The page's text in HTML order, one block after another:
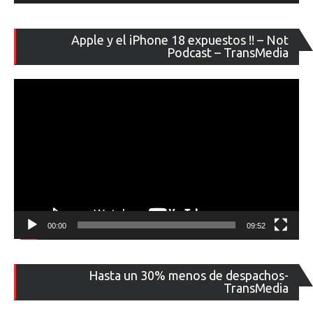
Apple y el iPhone 18 expuestos !! – Not
Podcast – TransMedia
de
00:00 09:52
Hasta un 30% menos de despachos-
TransMedia
de